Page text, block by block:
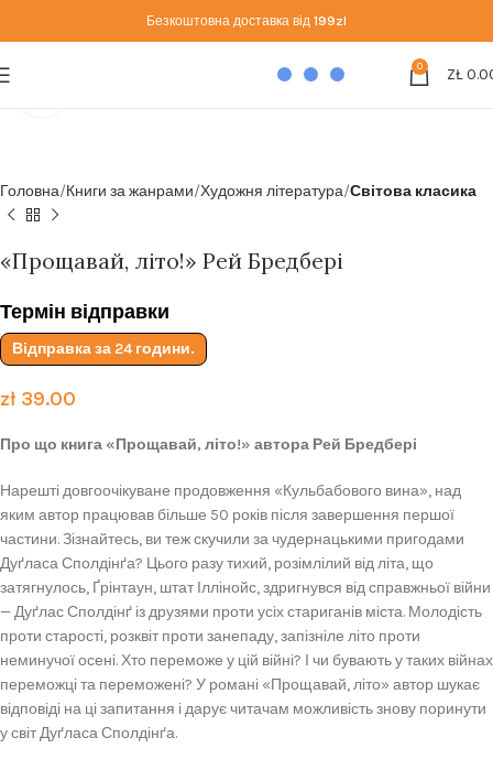
Безкоштовна доставка від 199zl
0 ZŁ
Головна Книги за жанрами Художня література Світова класика
«Прощавай, літо!» Рей Бредбері
Термін відправки
Відправка за 24 години.
zł39.00
Про що книга «Прощавай, літо!» автора Рей Бредбері
Нарешті довгоочікуване продовження «Кульбабового вина», над
яким автор працював більше 50 років після завершення першої
частини. Зізнайтесь, ви теж скучили за чудернацькими пригодами
Дуґласа Сполдінґа? Цього разу тихий, розімлілий від літа, що
затягнулось, Ґрінтаун, штат Іллінойс, здригнувся від справжньої війни
— Дуґлас Сполдінґ із друзями проти усіх стариганів міста. Молодість
проти старості, розквіт проти занепаду, запізніле літо проти
неминучої осені. Хто переможе у цій війні? І чи бувають у таких війнах
переможці та переможені? У романі «Прощавай, літо» автор шукає
відповіді на ці запитання і дарує читачам можливість знову поринути
у світ Дуґласа Сполдінґа.